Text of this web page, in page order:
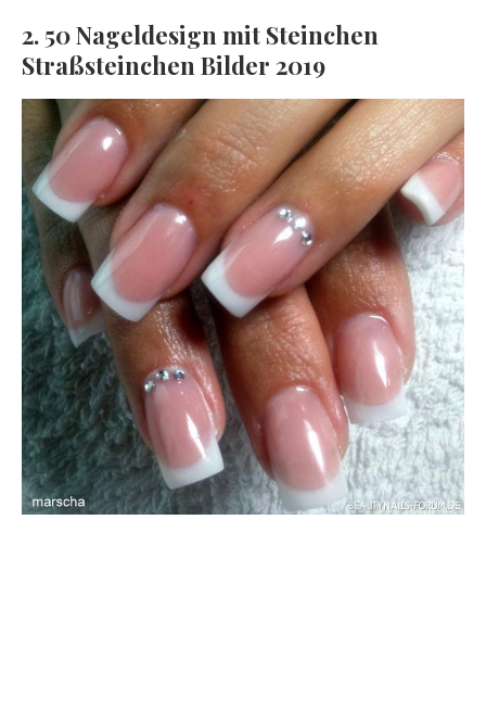
2. 50 Nageldesign mit Steinchen
Straßsteinchen Bilder 2019